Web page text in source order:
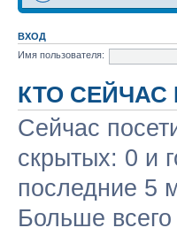
ВХОД
Имя пользователя:
КТО
Сейчас
скрытых: 0 и
последние 5
Больше